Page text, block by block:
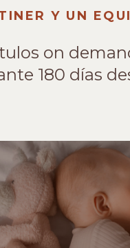
Y UN
on
180 días